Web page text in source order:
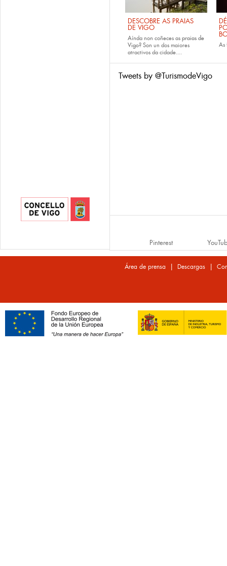
DESCOBRE AS PRAIAS
DE VIGO
Aínda non coñeces as praias de
Vigo? Son un dos maiores
atractivos da cidade....
As
Tweets by @TurismodeVigo
Pinterest
Área de prensa | Descargas |